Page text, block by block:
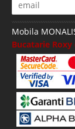
Mobila
Bucatarie Roxy